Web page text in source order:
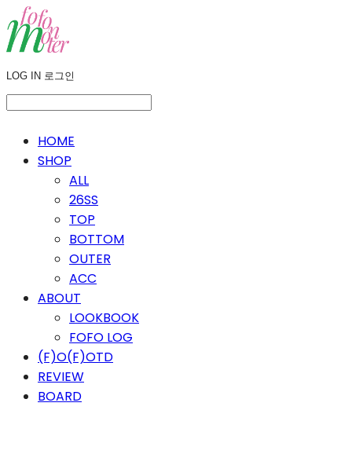
LOG IN 로그인
HOME
SHOP
ALL
26SS
TOP
BOTTOM
OUTER
ACC
ABOUT
LOOKBOOK
FOFO LOG
(F)O(F)OTD
REVIEW
BOARD